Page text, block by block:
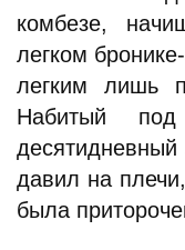
комбезе,
легком
легким лишь
Набитый
десятидневный
давил на
была